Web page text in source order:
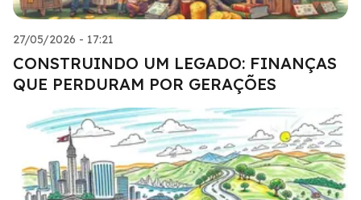
27/05/2026 - 17:21
CONSTRUINDO UM LEGADO: FINANÇAS
QUE PERDURAM POR GERAÇÕES